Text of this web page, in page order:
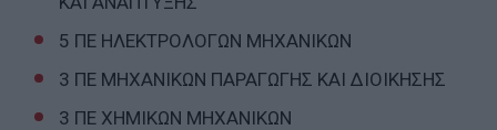
5 ΠΕ ΗΛΕΚΤΡΟΛΟΓΩΝ ΜΗΧΑΝΙΚΩΝ
3 ΠΕ ΜΗΧΑΝΙΚΩΝ ΠΑΡΑΓΩΓΗΣ ΚΑΙ ΔΙΟΙΚΗΣΗΣ
3 ΠΕ ΧΗΜΙΚΩΝ ΜΗΧΑΝΙΚΩΝ